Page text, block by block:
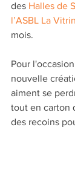
des Halles de
l’ASBL La
mois.
Pour
nouvelle
aiment se
tout en carton
des recoins